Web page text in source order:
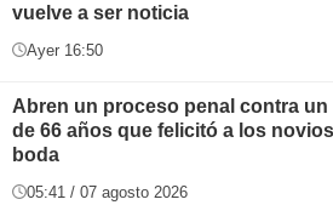
vuelve a ser noticia
Ayer 16:50
Abren un proceso penal contra un
de 66 años que felicitó a los
boda
05:41 / 07 agosto 2026